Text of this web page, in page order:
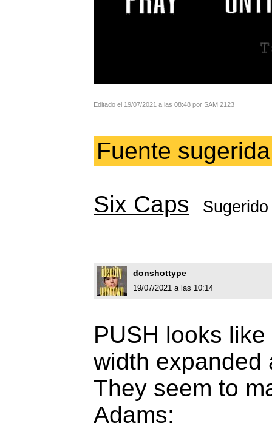
Editado el 19/07/2021 a las 08:48 por SAM 2123
Fuente sugerida
Six Caps
donshottype
19/07/2021 a las 10:14
PUSH looks
width expanded
They seem to
Adams: